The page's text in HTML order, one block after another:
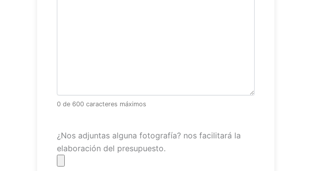
0 de 600 caracteres máximos
Archivo
¿Nos adjuntas alguna fotografía? nos facilitará la
elaboración del presupuesto.